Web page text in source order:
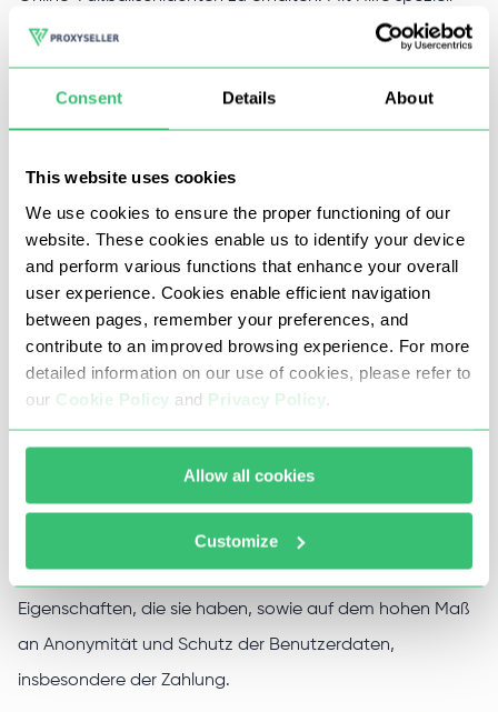
Consent Details About
This website uses cookies
We use cookies to ensure the proper functioning of our
website. These cookies enable us to identify your device
and perform various functions that enhance your overall
user experience. Cookies enable efficient navigation
between pages, remember your preferences, and
contribute to an improved browsing experience. For more
detailed information on our use of cookies, please refer to
our Cookie Policy and Privacy Policy
Allow all cookies
Customize
konfigurierter Reseller-Server können Sie:
Mehrere Konten gleichzeitig verwenden;
Erforderliche Geolokalisierung auswählen, um die
Regionale Blockierungen und ISP-Einschränkungen
umgehen;
Bots für FIFA verwenden;
Verbessern Sie die Qualität der Verbindung, mit der
das Spiel auch in den dynamischsten Momenten ohne
Verzögerungen läuft.
Vorteile des FIFA-Proxys von
Der Kauf von privaten Proxys für die FIFA über die Dienste
unseres Dienstes beruht auf den hochwertigen
Eigenschaften, die sie haben, sowie auf dem hohen Maß
an Anonymität und Schutz der Benutzerdaten,
insbesondere der Zahlung.